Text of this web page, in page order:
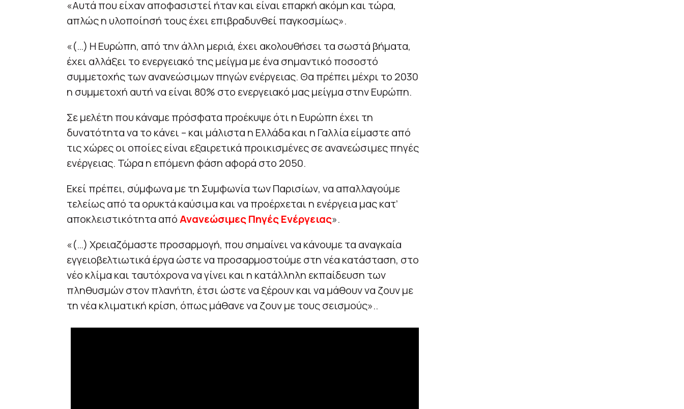
«Αυτά που είχαν αποφασιστεί ήταν και είναι επαρκή ακόμη και τώρα,
απλώς η υλοποίησή τους έχει επιβραδυνθεί παγκοσμίως».
«(…) Η Ευρώπη, από την άλλη μεριά, έχει ακολουθήσει τα σωστά βήματα,
έχει αλλάξει το ενεργειακό της μείγμα με ένα σημαντικό ποσοστό
συμμετοχής των ανανεώσιμων πηγών ενέργειας. Θα πρέπει μέχρι το 2030
η συμμετοχή αυτή να είναι 80% στο ενεργειακό μας μείγμα στην Ευρώπη.
Σε μελέτη που κάναμε πρόσφατα προέκυψε ότι η Ευρώπη έχει τη
δυνατότητα να το κάνει – και μάλιστα η Ελλάδα και η Γαλλία είμαστε από
τις χώρες οι οποίες είναι εξαιρετικά προικισμένες σε ανανεώσιμες πηγές
ενέργειας. Τώρα η επόμενη φάση αφορά στο 2050.
Εκεί πρέπει, σύμφωνα με τη Συμφωνία των Παρισίων, να απαλλαγούμε
τελείως από τα ορυκτά καύσιμα και να προέρχεται η ενέργεια μας κατ’
αποκλειστικότητα απόΑνανεώσιμες Πηγές Ενέργειας».
«(…) Χρειαζόμαστε προσαρμογή, που σημαίνει να κάνουμε τα αναγκαία
εγγειοβελτιωτικά έργα ώστε να προσαρμοστούμε στη νέα κατάσταση, στο
νέο κλίμα και ταυτόχρονα να γίνει και η κατάλληλη εκπαίδευση των
πληθυσμών στον πλανήτη, έτσι ώστε να ξέρουν και να μάθουν να ζουν με
τη νέα κλιματική κρίση, όπως μάθανε να ζουν με τους σεισμούς»..